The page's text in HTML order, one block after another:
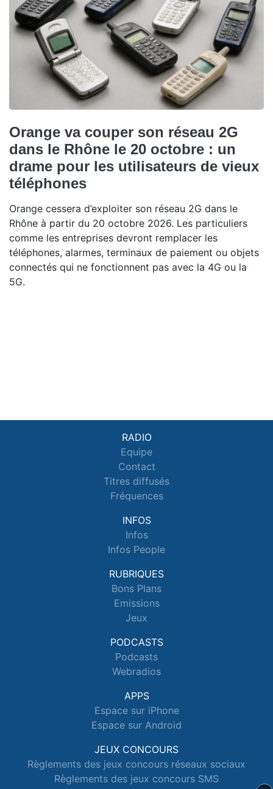
Orange va couper son réseau 2G
dans le Rhône le 20 octobre : un
drame pour les utilisateurs de vieux
téléphones
Orange cessera d’exploiter son réseau 2G dans le
Rhône à partir du 20 octobre 2026. Les particuliers
comme les entreprises devront remplacer les
téléphones, alarmes, terminaux de paiement ou objets
connectés qui ne fonctionnent pas avec la 4G ou la
5G.
RADIO
Equipe
Contact
Titres diffusés
Fréquences
INFOS
Infos
Infos People
RUBRIQUES
Bons Plans
Emissions
Jeux
PODCASTS
Podcasts
Webradios
APPS
Espace sur iPhone
Espace sur Android
JEUX CONCOURS
Règlements des jeux concours réseaux sociaux
Règlements des jeux concours SMS